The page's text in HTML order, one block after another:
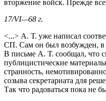
вторжение войск. Прежде
17/VI—68 г.
<...> А. Т. уже написал
СП. Сам он был возбужден, в
В письме А. Т. сообщал, что
публицистические
странность,
созыва секретариата для
Так что радоваться пока не